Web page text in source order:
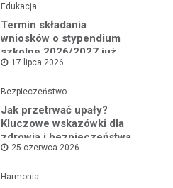
Rybnickiej rusza!
Edukacja
Termin składania
wniosków o stypendium
szkolne 2026/2027 już
blisko!
17 lipca 2026
Bezpieczeństwo
Jak przetrwać upały?
Kluczowe wskazówki dla
zdrowia i bezpieczeństwa
25 czerwca 2026
Harmonia